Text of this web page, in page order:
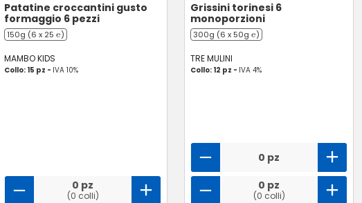
Patatine croccantini gusto
formaggio 6 pezzi
150g (6 x 25 ℮)
MAMBO KIDS
Collo: 15 pz - IVA 10%
0 pz
(0 colli)
Grissini torinesi 6
monoporzioni
300g (6 x 50g ℮)
TRE MULINI
Collo: 12 pz - IVA 4%
0 pz
0 pz
(0 colli)